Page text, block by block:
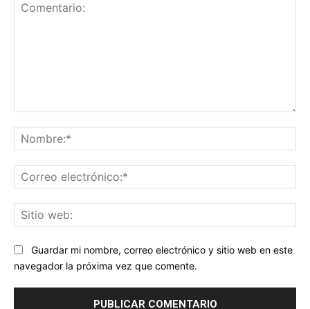
Guardar mi nombre, correo electrónico y sitio web en este
navegador la próxima vez que comente.